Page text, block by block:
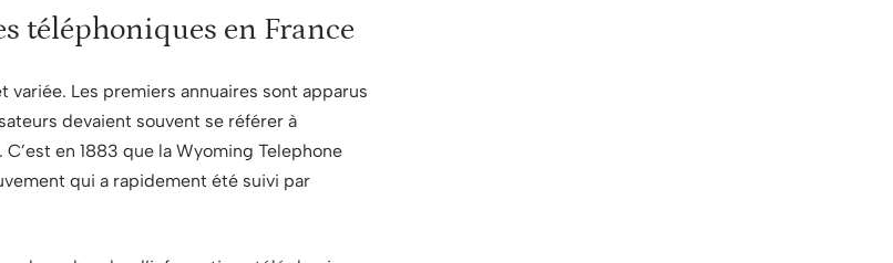
téléphoniques en France
variée. Les premiers annuaires sont apparus
devaient souvent se référer à
en 1883 que la Wyoming Telephone
qui a rapidement été suivi par